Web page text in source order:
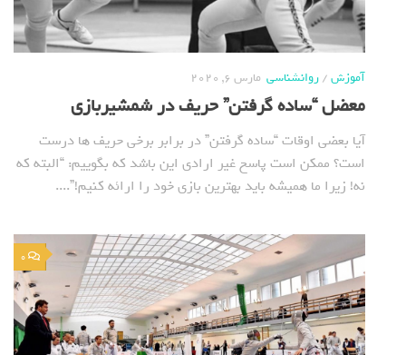
آموزش/روانشناسی مارس 6, 2020
معضل “ساده گرفتن” حریف در شمشیربازی
آیا بعضی اوقات “ساده گرفتن” در برابر برخی حریف ها درست
است؟ ممکن است پاسخ غیر ارادی این باشد که بگوییم: “البته که
نه! زیرا ما همیشه باید بهترین بازی خود را ارائه کنیم!”....
0